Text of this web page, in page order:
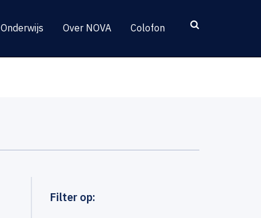
Onderwijs Over NOVA Colofon
Filter op: